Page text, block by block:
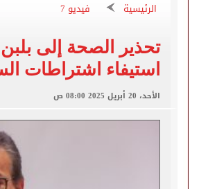
طرح السكر الحر اليوم بسعر 25 جنيهًا للكيلو
التحقيقات مع منتحلة
الأهلى يقسو على النجوم
فوكس نيوز: مقتل عدة
الرئيسية فيديو 7
تحذير الصحة إلى
استيفاء اشتراطات
الأحد، 20 أبريل 2025 08:00 ص